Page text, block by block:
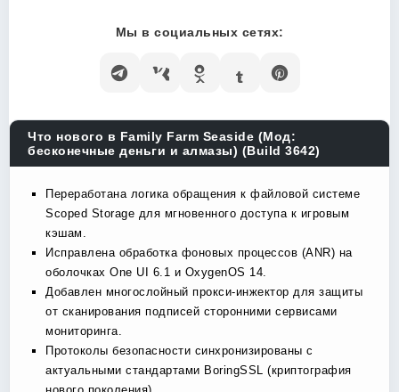
Мы в социальных сетях:
Что нового в Family Farm Seaside (Мод:
бесконечные деньги и алмазы) (Build 3642)
Переработана логика обращения к файловой системе
Scoped Storage для мгновенного доступа к игровым
кэшам.
Исправлена обработка фоновых процессов (ANR) на
оболочках One UI 6.1 и OxygenOS 14.
Добавлен многослойный прокси-инжектор для защиты
от сканирования подписей сторонними сервисами
мониторинга.
Протоколы безопасности синхронизированы с
актуальными стандартами BoringSSL (криптография